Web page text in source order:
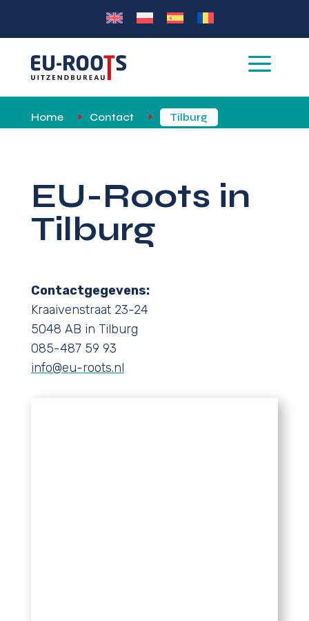
a
Home E Contact E Tilburg
EU-Roots in
Tilburg
Contactgegevens:
Kraaivenstraat 23-24
5048 AB in Tilburg
085-487 59 93
info@eu-roots.nl